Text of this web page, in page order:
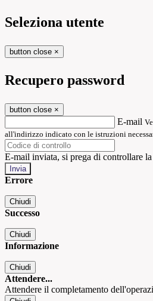
Seleziona utente
button close ×
Recupero password
button close ×
E-mail
all'indirizzo indicato con le istruzioni
E-mail inviata, si prega di controllare
Errore
Chiudi
Successo
Chiudi
Informazione
Chiudi
Attendere...
Attendere il completamento